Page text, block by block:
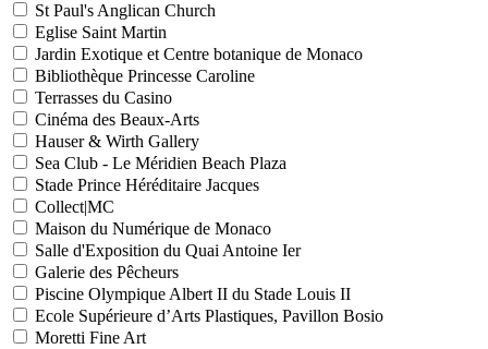
St Paul's Anglican Church
Eglise Saint Martin
Jardin Exotique et Centre botanique de Monaco
Bibliothèque Princesse Caroline
Terrasses du Casino
Cinéma des Beaux-Arts
Hauser & Wirth Gallery
Sea Club - Le Méridien Beach Plaza
Stade Prince Héréditaire Jacques
Collect|MC
Maison du Numérique de Monaco
Salle d'Exposition du Quai Antoine Ier
Galerie des Pêcheurs
Piscine Olympique Albert II du Stade Louis II
Ecole Supérieure d’Arts Plastiques, Pavillon Bosio
Moretti Fine Art